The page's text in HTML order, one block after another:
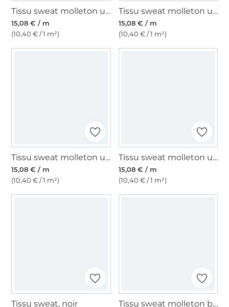
Tissu sweat molleton uni, marine
15,08 € / m
(10,40 € / 1 m²)
Tissu sweat molleton uni, bleu foncé
15,08 € / m
(10,40 € / 1 m²)
Tissu sweat molleton uni, rouge de vin
15,08 € / m
(10,40 € / 1 m²)
Tissu sweat molleton uni, bleu de nuit
15,08 € / m
(10,40 € / 1 m²)
Tissu sweat, noir Tissu sweat molleton bio Léopard, rouge